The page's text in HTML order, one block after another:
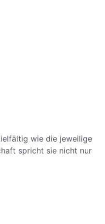
wie die jeweilige
spricht sie nicht nur